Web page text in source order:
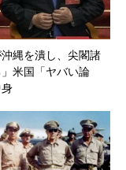
沖縄を潰し、尖閣諸
米国「ヤバい論